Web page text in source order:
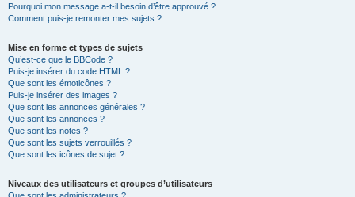
Pourquoi mon message a-t-il besoin d’être approuvé ?
Comment puis-je remonter mes sujets ?
Mise en forme et types de sujets
Qu’est-ce que le BBCode ?
Puis-je insérer du code HTML ?
Que sont les émoticônes ?
Puis-je insérer des images ?
Que sont les annonces générales ?
Que sont les annonces ?
Que sont les notes ?
Que sont les sujets verrouillés ?
Que sont les icônes de sujet ?
Niveaux des utilisateurs et groupes d’utilisateurs